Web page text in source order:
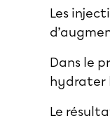
Les
Dans le
hydrater
Le